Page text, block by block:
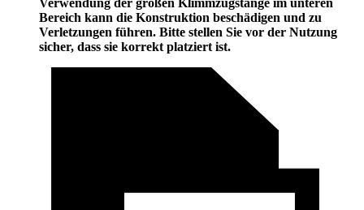
Verwendung der großen Klimmzugstange im unteren
Bereich kann die Konstruktion beschädigen und zu
Verletzungen führen. Bitte stellen Sie vor der Nutzung
sicher, dass sie korrekt platziert ist.